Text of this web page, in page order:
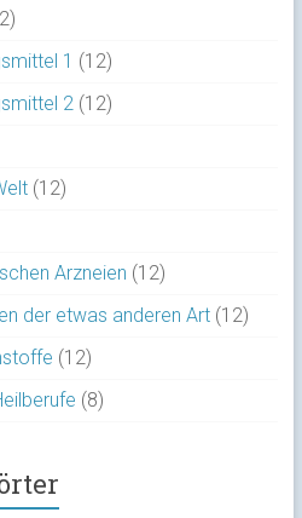
1 (12)
2 (12)
(12)
Arzneien (12)
der etwas anderen Art(12)
(12)
(8)